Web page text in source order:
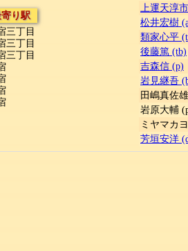
り駅
三丁目
三丁目
三丁目
上運天淳
松井宏樹
類家心平
後藤篤 (tb)
吉森信 (p)
岩見継吾
田嶋真佐
岩原大輔
ミヤマカ
芳垣安洋